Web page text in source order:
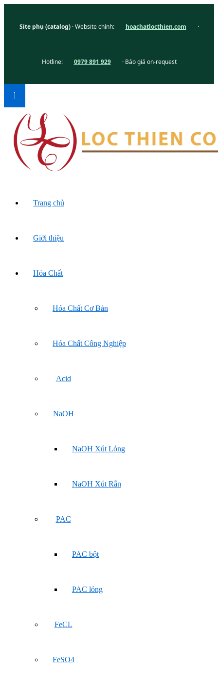
Site phụ (catalog)· Website chính: hoachatlocthien.com ·
Hotline: 0979 891 929 · Báo giá on-request
Trang chủ
Giới thiệu
Hóa Chất
Hóa Chất Cơ Bản
Hóa Chất Công Nghiệp
Acid
NaOH
NaOH Xút Lỏng
NaOH Xút Rắn
PAC
PAC bột
PAC lỏng
FeCL
FeSO4